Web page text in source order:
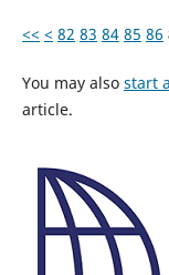
<< < 82 83 84 85 86
You may also start
article.